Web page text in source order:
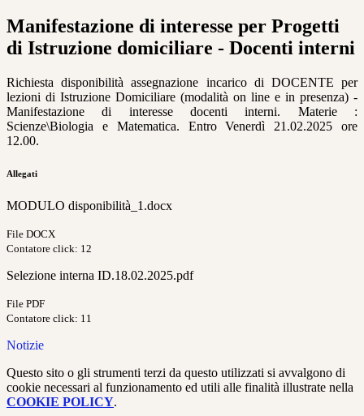
Manifestazione di interesse per Progetti
di Istruzione domiciliare - Docenti interni
Richiesta disponibilità assegnazione incarico di DOCENTE per
lezioni di Istruzione Domiciliare (modalità on line e in presenza) -
Manifestazione di interesse docenti interni. Materie :
Scienze\Biologia e Matematica. Entro Venerdì 21.02.2025 ore
12.00.
Allegati
MODULO disponibilità_1.docx
File DOCX
Contatore click: 12
Selezione interna ID.18.02.2025.pdf
File PDF
Contatore click: 11
Notizie
Questo sito o gli strumenti terzi da questo utilizzati si avvalgono di
cookie necessari al funzionamento ed utili alle finalità illustrate nella
COOKIE POLICY.